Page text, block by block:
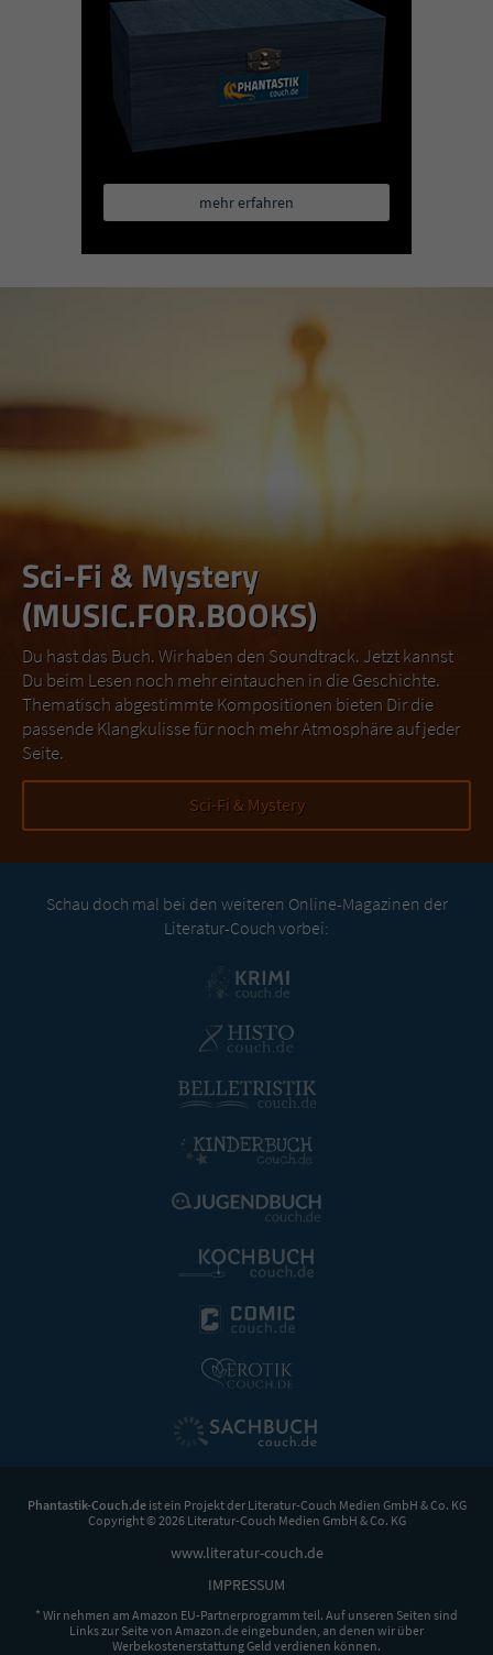
mehr erfahren
Sci-Fi & Mystery
(MUSIC.FOR.BOOKS)
Du hast das Buch. Wir haben den Soundtrack. Jetzt kannst
Du beim Lesen noch mehr eintauchen in die Geschichte.
Thematisch abgestimmte Kompositionen bieten Dir die
passende Klangkulisse für noch mehr Atmosphäre auf jeder
Seite.
Sci-Fi & Mystery
Schau doch mal bei den weiteren Online-Magazinen der
Literatur-Couch vorbei:
Phantastik-Couch.deist ein Projekt der Literatur-Couch Medien GmbH & Co. KG
Copyright © 2026 Literatur-Couch Medien GmbH & Co. KG
www.literatur-couch.de
IMPRESSUM
* Wir nehmen am Amazon EU-Partnerprogramm teil. Auf unseren Seiten sind
Links zur Seite von Amazon.de eingebunden, an denen wir über
Werbekostenerstattung Geld verdienen können.